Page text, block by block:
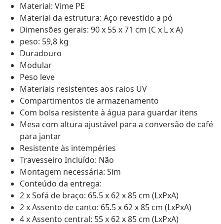
Material: Vime PE
Material da estrutura: Aço revestido a pó
Dimensões gerais: 90 x 55 x 71 cm (C x L x A)
peso: 59,8 kg
Duradouro
Modular
Peso leve
Materiais resistentes aos raios UV
Compartimentos de armazenamento
Com bolsa resistente à água para guardar itens
Mesa com altura ajustável para a conversão de café
para jantar
Resistente às intempéries
Travesseiro Incluído: Não
Montagem necessária: Sim
Conteúdo da entrega:
2 x Sofá de braço: 65.5 x 62 x 85 cm (LxPxA)
2 x Assento de canto: 65.5 x 62 x 85 cm (LxPxA)
4 x Assento central: 55 x 62 x 85 cm (LxPxA)